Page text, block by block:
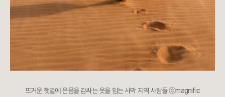
뜨거운 햇볕에 온몸을 감싸는 옷을 입는 사막 지역 사람들 ⓒmagnific